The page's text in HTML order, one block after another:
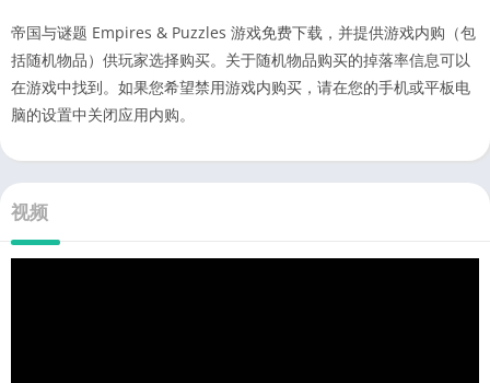
帝国与谜题 Empires & Puzzles 游戏免费下载，并提供游戏内购（包
括随机物品）供玩家选择购买。关于随机物品购买的掉落率信息可以
在游戏中找到。如果您希望禁用游戏内购买，请在您的手机或平板电
脑的设置中关闭应用内购。
视频